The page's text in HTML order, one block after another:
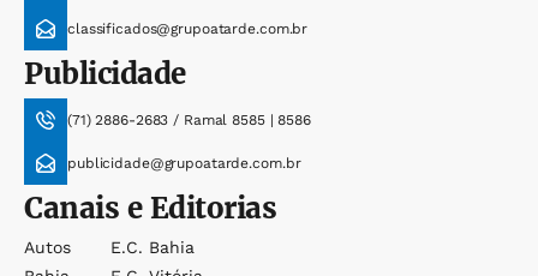
classificados@grupoatarde.com.br
Publicidade
(71) 2886-2683 / Ramal 8585 | 8586
publicidade@grupoatarde.com.br
Canais e Editorias
Autos
E.c. Bahia